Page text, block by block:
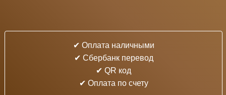
✔ Оплата наличными
✔ Cбербанк перевод
✔ QR код
✔ Оплата по счету